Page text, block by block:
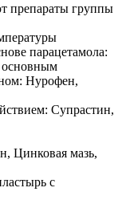
препараты группы
парацетамола:
Нурофен,
Супрастин,
Цинковая мазь,
с